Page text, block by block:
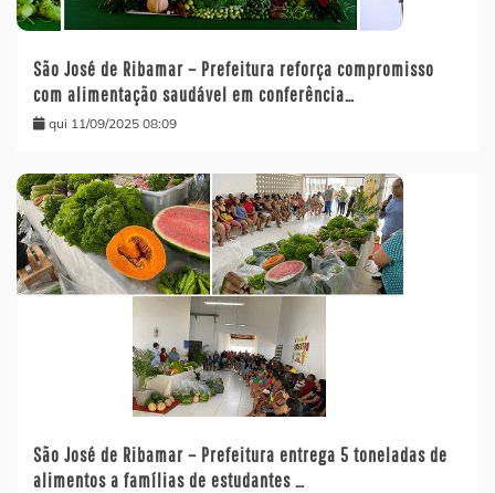
São José de Ribamar – Prefeitura reforça compromisso
com alimentação saudável em conferência…
qui 11/09/2025 08:09
São José de Ribamar – Prefeitura entrega 5 toneladas de
alimentos a famílias de estudantes …